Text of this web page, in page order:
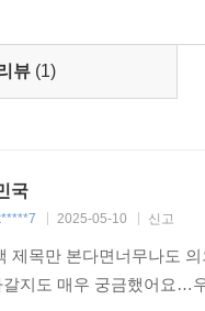
적인 작품이 《먼나라
를 넘어 읽는 《먼나라
이렇게 약 반세기 동안 독
열어젖힌 뒤 지금까지
로 외국 만화를 베끼는
네 차이퉁〉 150주년
역사, 문화, 경제, 철학에
뷰 (1)
국
2025-05-10 신고
제목만 본다면너무나도
지도 매우 궁금했어요…